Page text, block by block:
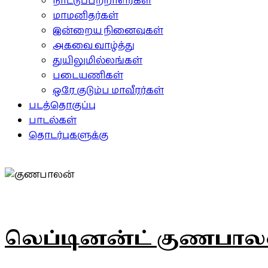
மாமனிதர்கள்
இன்றைய நினைவுகள்
அகவை வாழ்த்து
துயிலுமில்லங்கள்
படையணிகள்
ஒரே குடும்ப மாவீரர்கள்
படத்தொகுப்பு
பாடல்கள்
தொடர்புகளுக்கு
லெப்டினன்ட்